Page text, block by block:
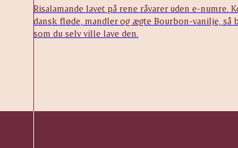
Risalamande lavet på rene råvarer uden e-numre.
dansk fløde, mandler og ægte Bourbon-vanilje, så
som du selv ville lave den.